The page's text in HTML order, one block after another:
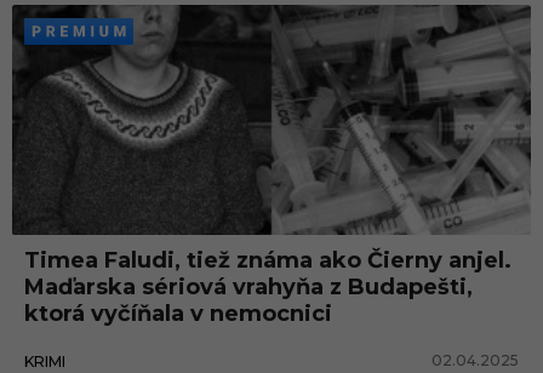
R
o
b
e
r
t
F
r
e
n
Timea Faludi, tiež známa ako Čierny anjel.
Maďarska sériová vrahyňa z Budapešti,
ktorá vyčíňala v nemocnici
KRIMI 02.04.2025